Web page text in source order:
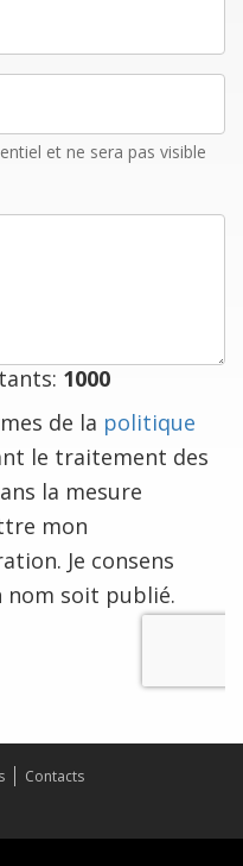
et ne sera pas visible
1000
de la politique
le traitement des
la mesure
mon
Je consens
nom soit publié.
Contacts